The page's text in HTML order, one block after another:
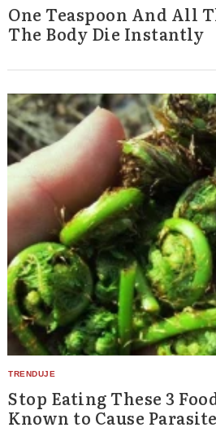
One Teaspoon And All
The Body Die Instantly
Stop Eating These 3
Known to Cause